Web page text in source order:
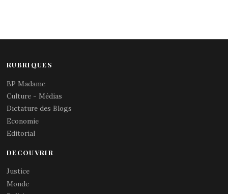
RUBRIQUES
BP Madame
Culture - Médias
Dictature des Blogs
Economie
Editorial
DECOUVRIR
Justice
Monde